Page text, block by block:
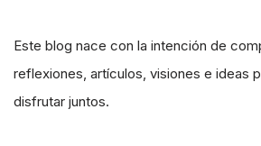
Este blog nace con la intención de
reflexiones, artículos, visiones e ideas
disfrutar juntos.